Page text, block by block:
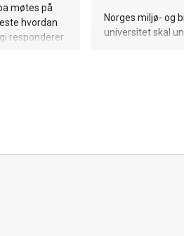
møtes på
hvordan
responderer
Norges miljø- og
universitet skal